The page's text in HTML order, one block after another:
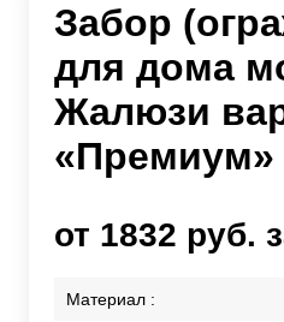
Забор
для дома
Жалюзи
«Премиум»
от 1832 руб.
Материал :